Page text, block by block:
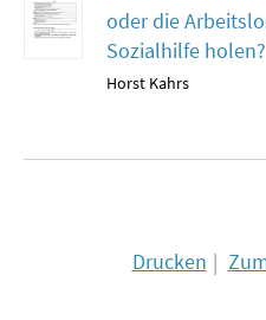
SOMMERSCHULE 2021
SOMMERSCHULE 2020
SOMMERSCHULE 2016
oder die
Sozialhilfe holen?
Horst Kahrs
Drucken